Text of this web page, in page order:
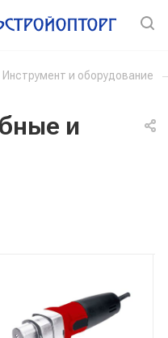
Инструмент и оборудование
и